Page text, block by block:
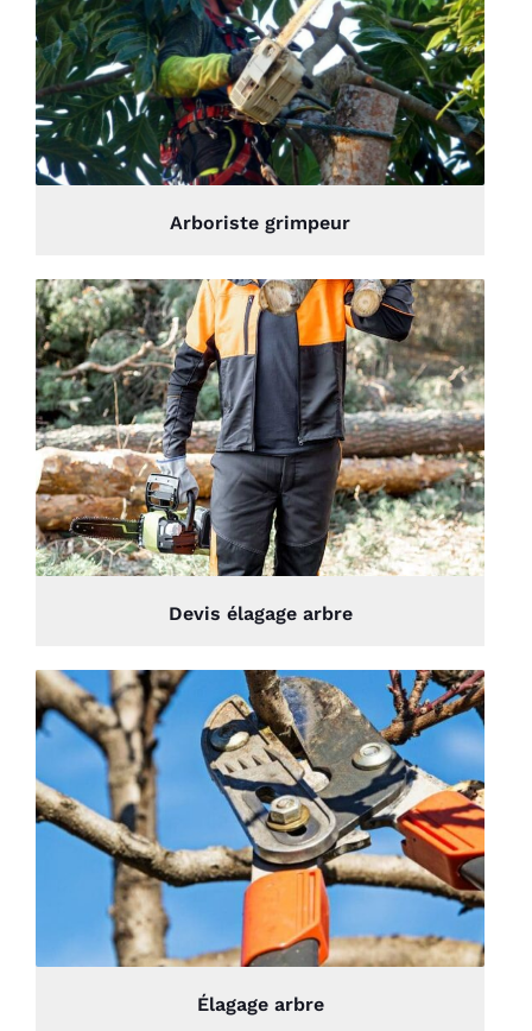
Arboriste grimpeur
Devis élagage arbre
Élagage arbre